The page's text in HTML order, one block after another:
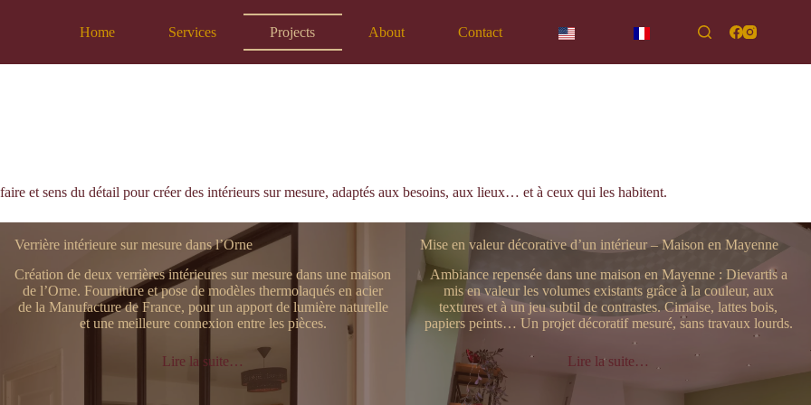
Home Services Projects About Contact
et sens du détail pour créer des intérieurs sur mesure, adaptés aux besoins, aux lieux… et à ceux qui les habitent.
Verrière intérieure sur mesure dans l’Orne
Création de deux verrières intérieures sur mesure dans une maison
de l’Orne. Fourniture et pose de modèles thermolaqués en acier
de la Manufacture de France, pour un apport de lumière naturelle
et une meilleure connexion entre les pièces.
Lire la suite…
Mise en valeur décorative d’un intérieur – Maison en Mayenne
Ambiance repensée dans une maison en Mayenne : Dievartis a
mis en valeur les volumes existants grâce à la couleur, aux
textures et à un jeu subtil de contrastes. Cimaise, lattes bois,
papiers peints… Un projet décoratif mesuré, sans travaux lourds.
Lire la suite…